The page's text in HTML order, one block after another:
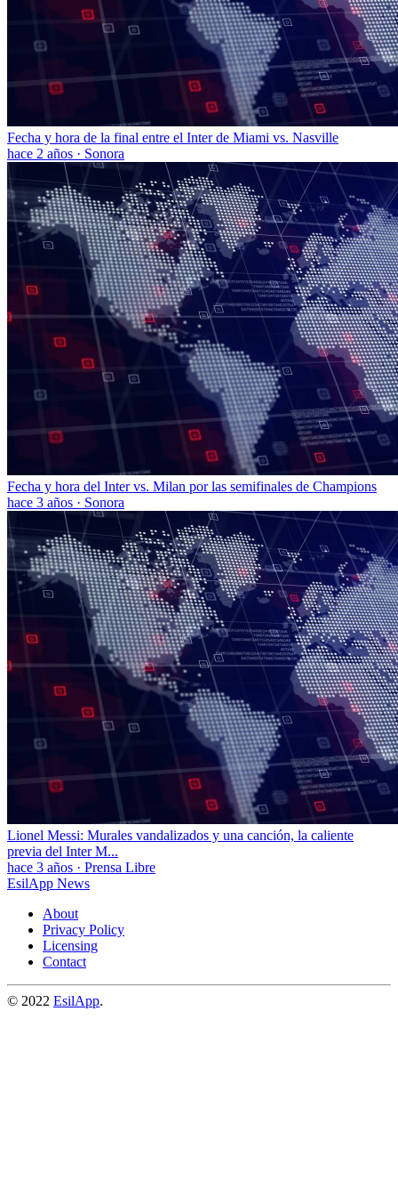
Fecha y hora de la final entre el Inter de Miami vs. Nasville
hace 2 años · Sonora
Fecha y hora del Inter vs. Milan por las semifinales de Champions
hace 3 años · Sonora
Lionel Messi: Murales vandalizados y una canción, la caliente
previa del Inter M...
hace 3 años · Prensa Libre
EsilApp News
About
Privacy Policy
Licensing
Contact
© 2022 EsilApp.